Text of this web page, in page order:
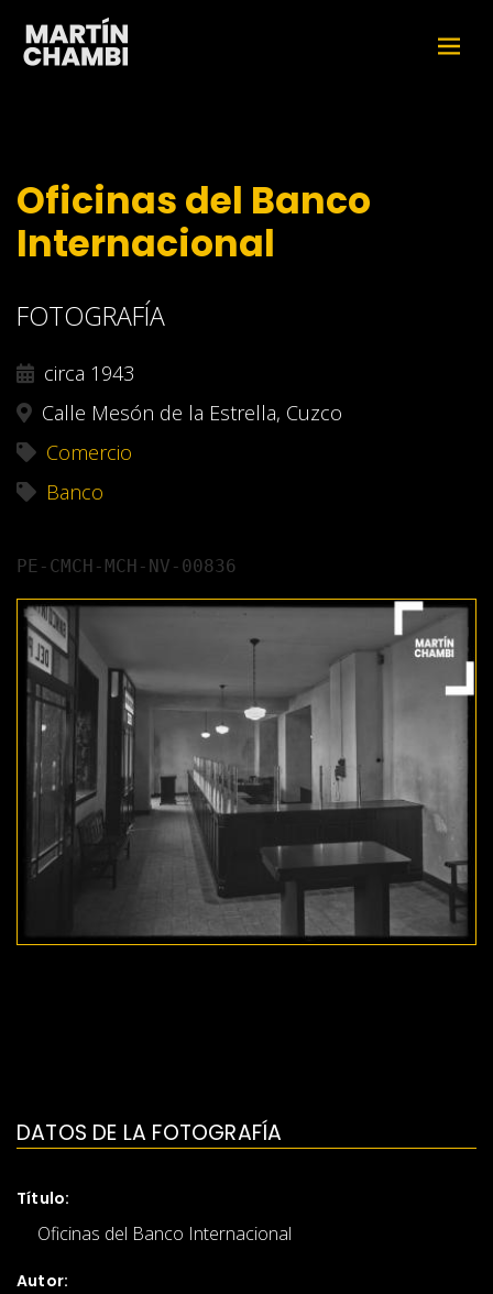
DATOS DE LA FOTOGRAFÍA
Título:
Oficinas del Banco Internacional
Autor:
Oficinas del Banco
Internacional
FOTOGRAFÍA
circa 1943
Calle Mesón de la Estrella, Cuzco
Comercio
Banco
PE-CMCH-MCH-NV-00836